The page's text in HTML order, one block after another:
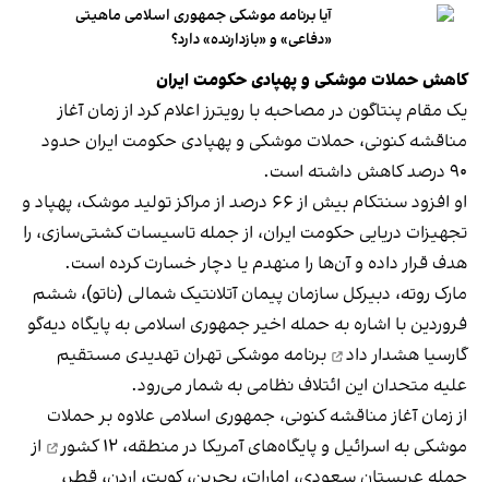
آیا برنامه موشکی جمهوری اسلامی ماهیتی
«دفاعی» و «بازدارنده» دارد؟
کاهش حملات موشکی و پهپادی حکومت ایران
یک مقام پنتاگون در مصاحبه با رویترز اعلام کرد از زمان آغاز
مناقشه کنونی، حملات موشکی و پهپادی حکومت ایران حدود
۹۰ درصد کاهش داشته است.
او افزود سنتکام بیش از ۶۶ درصد از مراکز تولید موشک، پهپاد و
تجهیزات دریایی حکومت ایران، از جمله تاسیسات کشتی‌سازی، را
هدف قرار داده و آن‌ها را منهدم یا دچار خسارت کرده است.
مارک روته، دبیرکل سازمان پیمان آتلانتیک شمالی (ناتو)، ششم
فروردین با اشاره به حمله اخیر جمهوری اسلامی به پایگاه دیه‌گو
گارسیا هشدار داد
برنامه موشکی تهران تهدیدی مستقیم
علیه متحدان این ائتلاف نظامی به شمار می‌رود.
از زمان آغاز مناقشه کنونی، جمهوری اسلامی علاوه بر حملات
موشکی به اسرائیل و پایگاه‌های آمریکا در منطقه، ۱۲ کشور
از